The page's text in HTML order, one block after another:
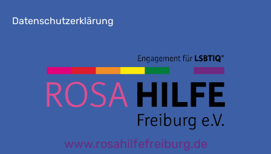
Datenschutzerklärung
www.rosahilfefreiburg.de